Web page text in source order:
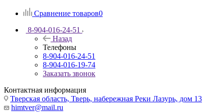
Сравнение товаров0
8-904-016-24-51
Назад
Телефоны
8-904-016-24-51
8-904-016-19-74
Заказать звонок
Контактная информация
Тверская область, Тверь, набережная Реки Лазурь, дом 13
himtver@mail.ru